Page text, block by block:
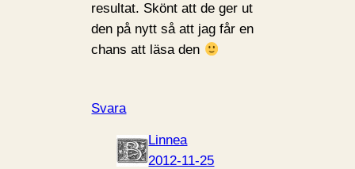
resultat. Skönt att de ger ut
den på nytt så att jag får en
chans att läsa den
Svara
Linnea
2012-11-25